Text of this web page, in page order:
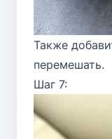
Также
перемешать.
Шаг 7: